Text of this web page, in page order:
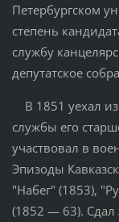
Петербургском
степень
службу
депутатское
В 1851 уехал
службы его
участвовал в
Эпизоды
"Набег" (1853),
(1852 — 63). Сдал